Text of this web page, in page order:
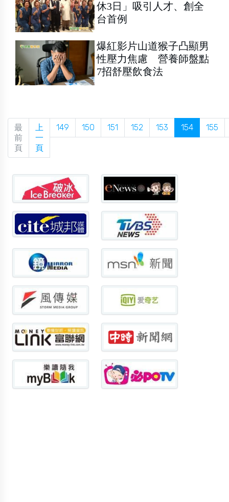
休3日」吸引人才、創全
台首例
爆紅影片山道猴子凸顯男
性壓力焦慮 營養師盤點
7招舒壓飲食法
最
前
頁
上
一
頁
149 150 151 152 153 154 155